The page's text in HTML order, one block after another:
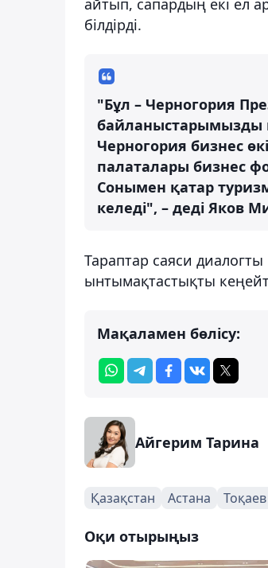
білдірді.
"Бұл – Черногория
байланыстарымызды
Черногория бизнес
палаталары бизнес
Сонымен қатар
келеді", – деді Яков
Тараптар саяси
ынтымақтастықты
Мақаламен бөлісу:
Айгерим Тарина
Қазақстан Астана
Оқи отырыңыз